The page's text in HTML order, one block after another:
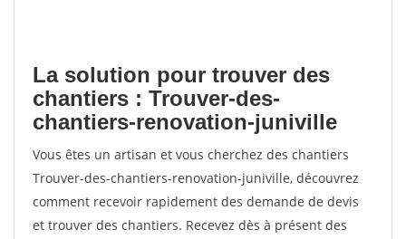
La solution pour trouver des
chantiers : Trouver-des-
chantiers-renovation-juniville
Vous êtes un artisan et vous cherchez des chantiers
Trouver-des-chantiers-renovation-juniville, découvrez
comment recevoir rapidement des demande de devis
et trouver des chantiers. Recevez dès à présent des